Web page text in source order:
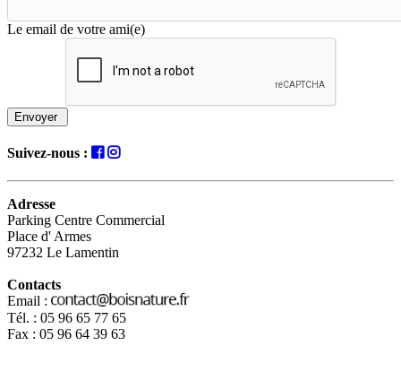
Le email de votre ami(e)
Envoyer
Suivez-nous :
Adresse
Parking Centre Commercial
Place d' Armes
97232 Le Lamentin
Contacts
Email :
Tél. : 05 96 65 77 65
Fax : 05 96 64 39 63